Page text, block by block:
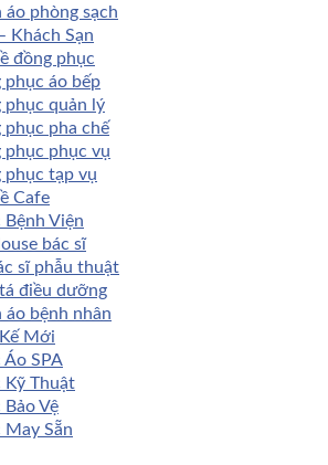
áo phòng sạch
Khách Sạn
đồng phục
áo bếp
phục quản lý
pha chế
phục phục vụ
phục tạp vụ
Cafe
Viện
bác sĩ
sĩ phẫu thuật
điều dưỡng
áo bệnh nhân
Mới
SPA
Kỹ Thuật
Vệ
Sẵn